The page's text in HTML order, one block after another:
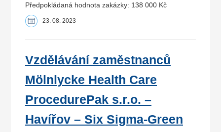
Předpokládaná hodnota zakázky: 138 000 Kč
23. 08. 2023
Vzdělávání zaměstnanců
Mölnlycke Health Care
ProcedurePak s.r.o. –
Havířov – Six Sigma-Green